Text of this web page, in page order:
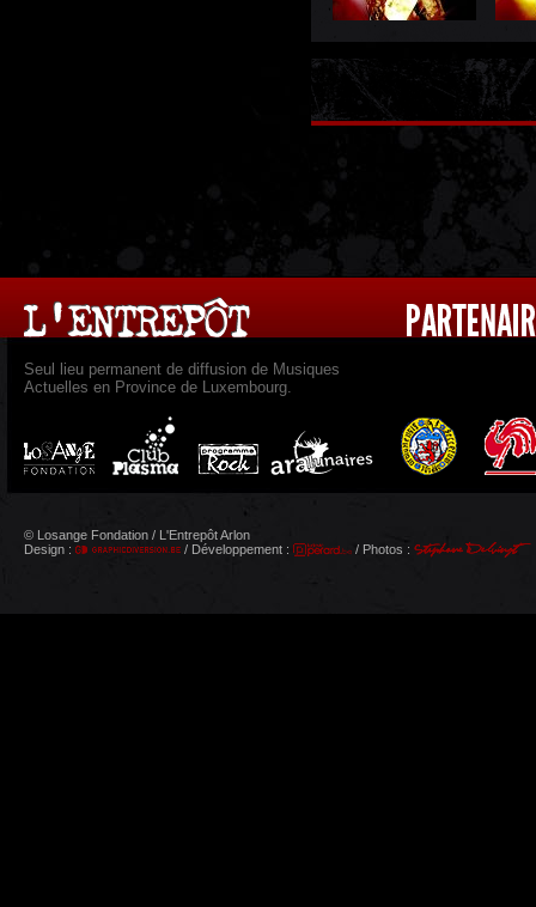
Seul lieu permanent de diffusion de Musiques
Actuelles en Province de Luxembourg.
© Losange Fondation / L'Entrepôt Arlon
Design :
/ Développement : / Photos :